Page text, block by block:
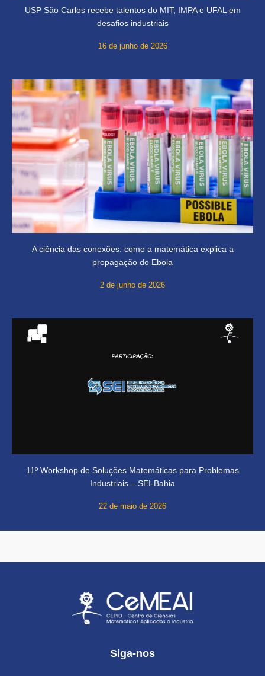
USP São Carlos recebe talentos do MIT, IMPA e UFAL em
desafios industriais
16 de junho de 2026
A ciência das conexões: como a matemática explica a
propagação do Ebola
2 de junho de 2026
11º Workshop de Soluções Matemáticas para Problemas
Industriais – SEI-Bahia
22 de maio de 2026
Siga-nos